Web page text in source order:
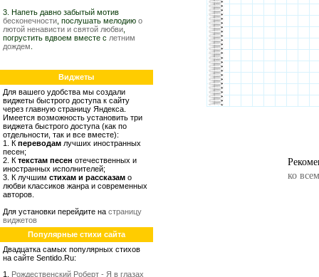
3. Напеть давно забытый мотив
бесконечности , послушать мелодию о
лютой ненависти и святой любви
погрустить вдвоем вместе с летним
дождем
Виджеты
Для вашего удобства мы создали
виджеты быстрого доступа к сайту
через главную страницу Яндекса.
Имеется возможность установить три
виджета быстрого доступа (как по
отдельности, так и все вместе):
1. К переводам лучших иностранных
песен;
2. К текстам песен отечественных и
иностранных исполнителей;
3. К лучшим стихам и рассказам о
любви классиков жанра и современных
авторов.
Для установки перейдите на страницу
виджетов
Популярные стихи сайта
Двадцатка самых популярных стихов
на сайте Sentido.Ru:
1. Рождественский Роберт - Я в глазах
ко